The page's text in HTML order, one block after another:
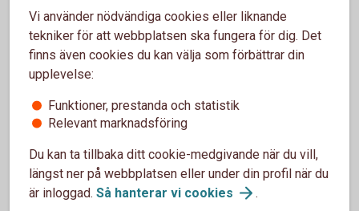
Vanliga frågor och svar om
Företagsobligationer
Vem kan köpa företagsobligationer?
Vilken är lägsta placeringsvolymen?
Vilka faciliteter behövs för att kunna handla?
Vi använder nödvändiga cookies eller liknande
tekniker för att webbplatsen ska fungera för dig. Det
finns även cookies du kan välja som förbättrar din
upplevelse:
Funktioner, prestanda och statistik
Relevant marknadsföring
Du kan ta tillbaka ditt cookie-medgivande när du vill,
längst ner på webbplatsen eller under din profil när du
är inloggad. Så hanterar vi cookies .